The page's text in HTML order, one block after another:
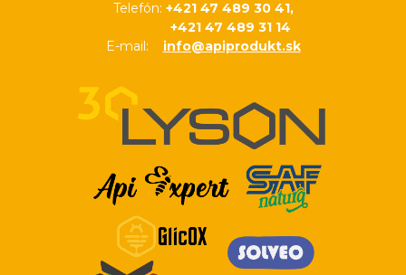
Telefón: +421 47 489 30 41,
+421 47 489 31 14
E-mail: info@apiprodukt.sk